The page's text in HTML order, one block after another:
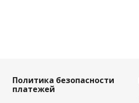
Политика безопасности
платежей